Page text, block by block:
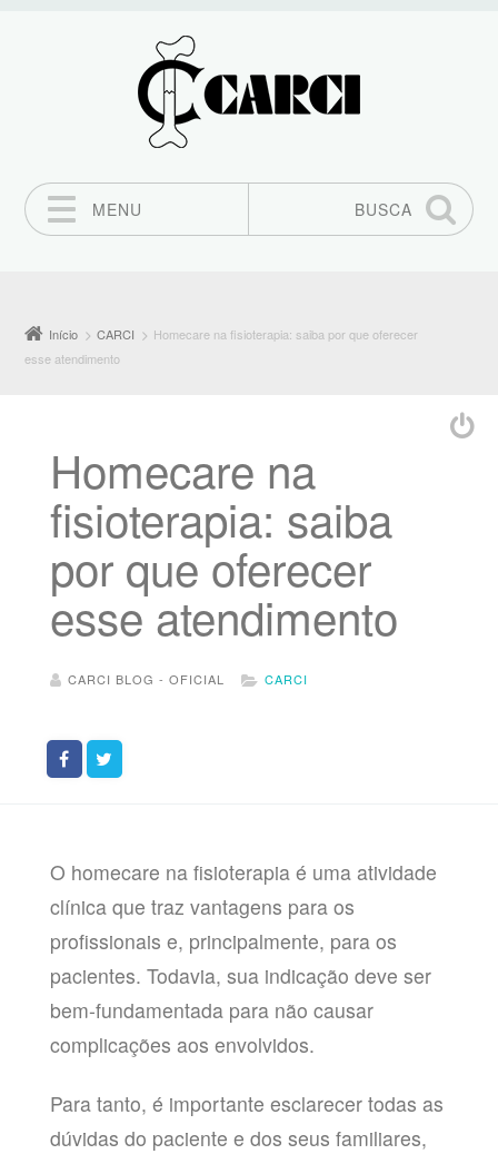
MENU
BUSCA
Início CARCI
Homecare na fisioterapia: saiba por que oferecer
esse atendimento
Homecare na
fisioterapia: saiba
por que oferecer
esse atendimento
CARCI BLOG - OFICIAL CARCI
O homecare na fisioterapia é uma atividade
clínica que traz vantagens para os
profissionais e, principalmente, para os
pacientes. Todavia, sua indicação deve ser
bem-fundamentada para não causar
complicações aos envolvidos.
Para tanto, é importante esclarecer todas as
dúvidas do paciente e dos seus familiares,